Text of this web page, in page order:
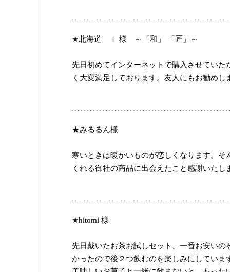
★北海道 Ｉ 様 ～「和」 「匠」～
先日初めてインターネットで購入させていた
く大変満足しております。友人にもお勧めし
★みるるん様
寒いときは暖かいものが恋しくなります。そ
くれる御社の商品に出会えたこと感謝いたし
★hitomi 様
先日戴いたお茶お試しセット、一番お安いの
かったので後２つ飲むのを楽しみにしていま